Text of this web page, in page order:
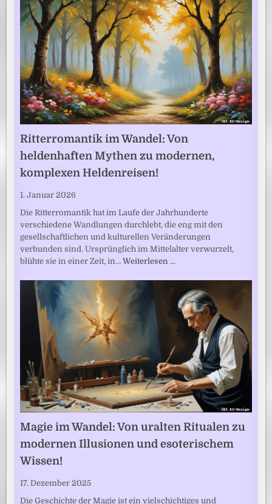
Ritterromantik im Wandel: Von
heldenhaften Mythen zu modernen,
komplexen Heldenreisen!
1. Januar 2026
Die Ritterromantik hat im Laufe der Jahrhunderte
verschiedene Wandlungen durchlebt, die eng mit den
gesellschaftlichen und kulturellen Veränderungen
verbunden sind. Ursprünglich im Mittelalter verwurzelt,
blühte sie in einer Zeit, in…Weiterlesen …
Magie im Wandel: Von uralten Ritualen zu
modernen Illusionen und esoterischem
Wissen!
17. Dezember 2025
Die Geschichte der Magie ist ein vielschichtiges und